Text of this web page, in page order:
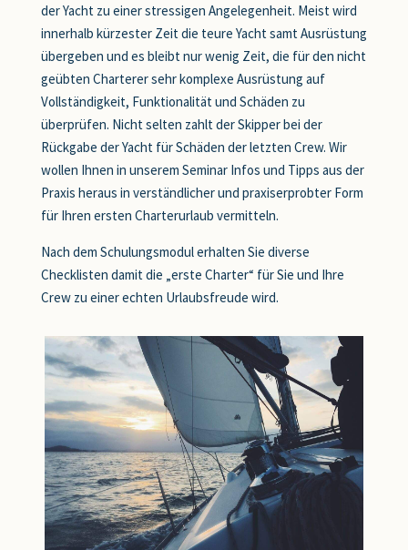
der Yacht zu einer stressigen Angelegenheit. Meist wird
innerhalb kürzester Zeit die teure Yacht samt Ausrüstung
übergeben und es bleibt nur wenig Zeit, die für den nicht
geübten Charterer sehr komplexe Ausrüstung auf
Vollständigkeit, Funktionalität und Schäden zu
überprüfen. Nicht selten zahlt der Skipper bei der
Rückgabe der Yacht für Schäden der letzten Crew. Wir
wollen Ihnen in unserem Seminar Infos und Tipps aus der
Praxis heraus in verständlicher und praxiserprobter Form
für Ihren ersten Charterurlaub vermitteln.
Nach dem Schulungsmodul erhalten Sie diverse
Checklisten damit die „erste Charter“ für Sie und Ihre
Crew zu einer echten Urlaubsfreude wird.